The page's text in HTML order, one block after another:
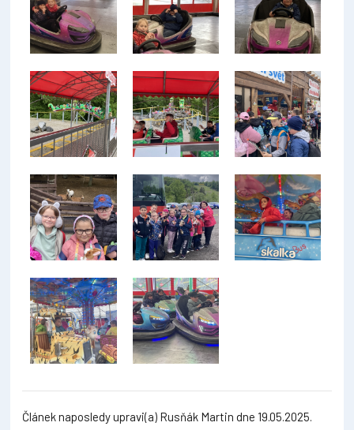
Článek naposledy upravi(a) Rusňák Martin dne 19.05.2025.